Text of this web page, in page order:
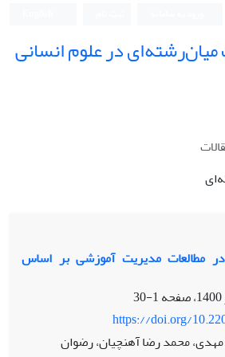
میان‌رشته‌ای در علوم انسانی
در مطالعات مدیریت آموزشی بر اساس
1-30
https://doi.org/
محمد رضا آهنچیان، رضوان